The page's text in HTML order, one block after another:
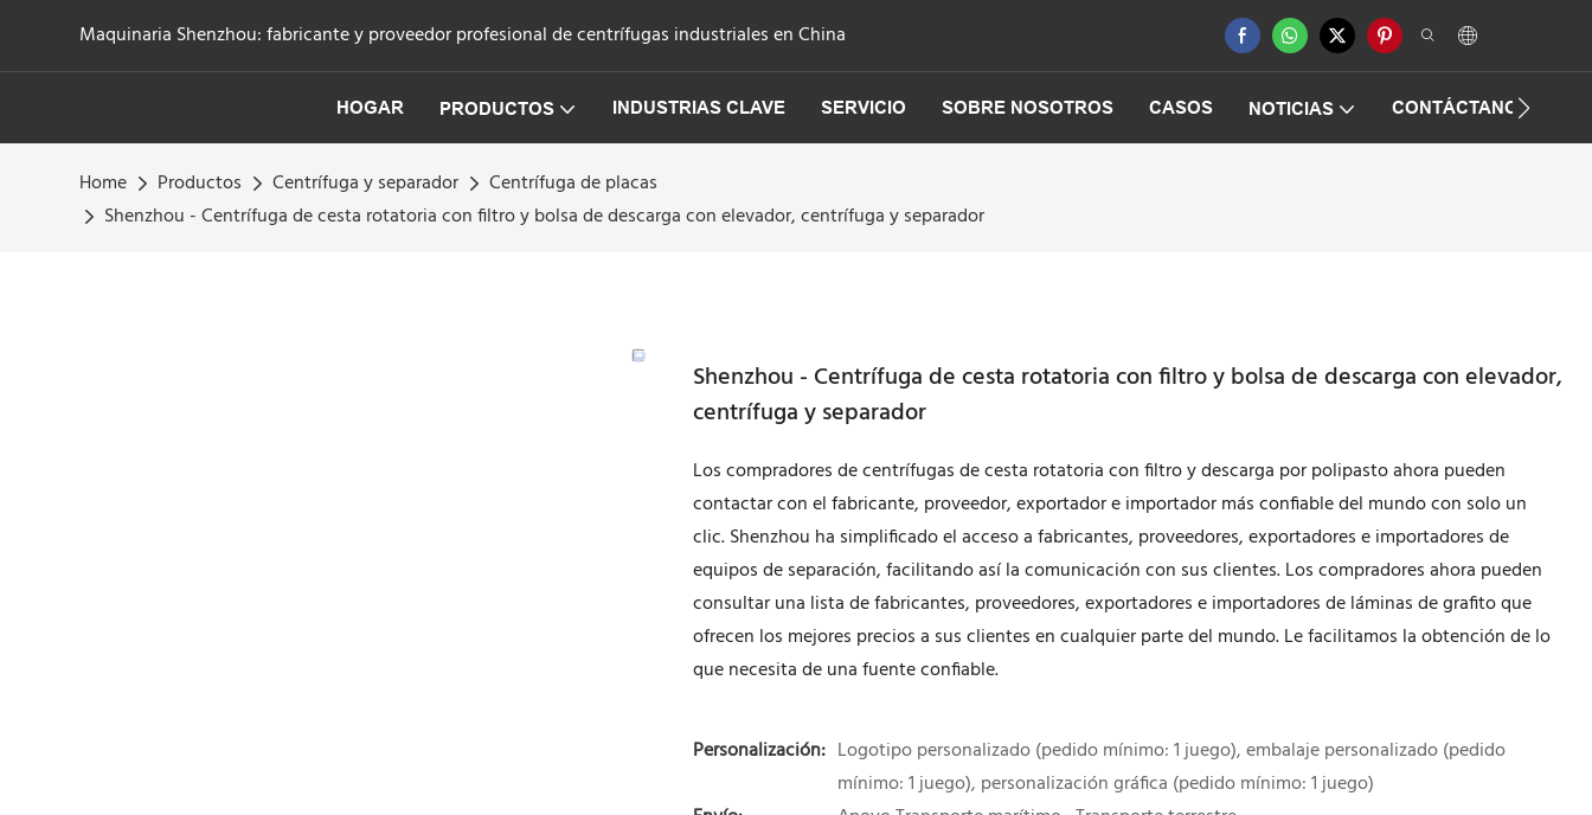
Maquinaria Shenzhou: fabricante y proveedor profesional de centrífugas industriales en China
HOGAR PRODUCTOS INDUSTRIAS CLAVE SERVICIO SOBRE NOSOTROS CASOS NOTICIAS CONTÁCTANOS
Home Productos Centrífuga y separador
Centrífuga de placas
Shenzhou - Centrífuga de cesta rotatoria con filtro y bolsa de descarga con elevador, centrífuga y separador
Shenzhou - Centrífuga de cesta rotatoria con filtro y bolsa de descarga con elevador,
centrífuga y separador
Los compradores de centrífugas de cesta rotatoria con filtro y descarga por polipasto ahora pueden
contactar con el fabricante, proveedor, exportador e importador más confiable del mundo con solo un
clic. Shenzhou ha simplificado el acceso a fabricantes, proveedores, exportadores e importadores de
equipos de separación, facilitando así la comunicación con sus clientes. Los compradores ahora pueden
consultar una lista de fabricantes, proveedores, exportadores e importadores de láminas de grafito que
ofrecen los mejores precios a sus clientes en cualquier parte del mundo. Le facilitamos la obtención de lo
que necesita de una fuente confiable.
Personalización: Logotipo personalizado (pedido mínimo: 1 juego), embalaje personalizado (pedido
mínimo: 1 juego), personalización gráfica (pedido mínimo: 1 juego)